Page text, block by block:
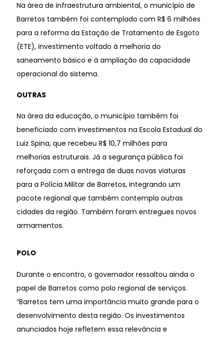
Na área de infraestrutura ambiental, o município de
Barretos também foi contemplado com R$ 6 milhões
para a reforma da Estação de Tratamento de Esgoto
(ETE), investimento voltado à melhoria do
saneamento básico e à ampliação da capacidade
operacional do sistema.
OUTRAS
Na área da educação, o município também foi
beneficiado com investimentos na Escola Estadual do
Luiz Spina, que recebeu R$ 10,7 milhões para
melhorias estruturais. Já a segurança pública foi
reforçada com a entrega de duas novas viaturas
para a Polícia Militar de Barretos, integrando um
pacote regional que também contempla outras
cidades da região. Também foram entregues novos
armamentos.
POLO
Durante o encontro, o governador ressaltou ainda o
papel de Barretos como polo regional de serviços.
“Barretos tem uma importância muito grande para o
desenvolvimento desta região. Os investimentos
anunciados hoje refletem essa relevância e